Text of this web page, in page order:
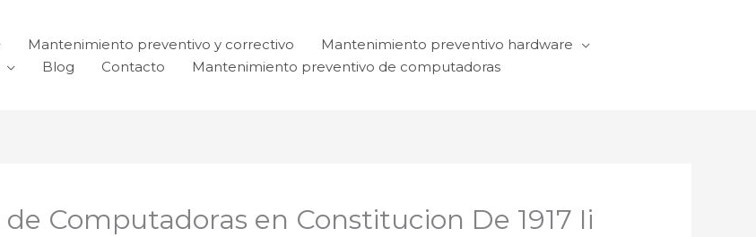
Mantenimiento preventivo y correctivo
Mantenimiento preventivo hardware
Blog Contacto Mantenimiento preventivo de computadoras
Computadoras en Constitucion De 1917 Ii